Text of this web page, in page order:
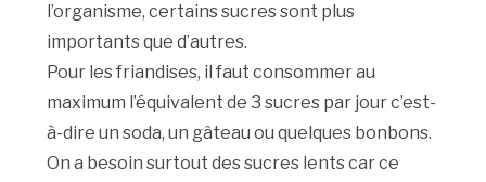
l’organisme, certains sucres sont plus
importants que d’autres.
Pour les friandises, il faut consommer au
maximum l’équivalent de 3 sucres par jour c’est-
à-dire un soda, un gâteau ou quelques bonbons.
On a besoin surtout des sucres lents car ce